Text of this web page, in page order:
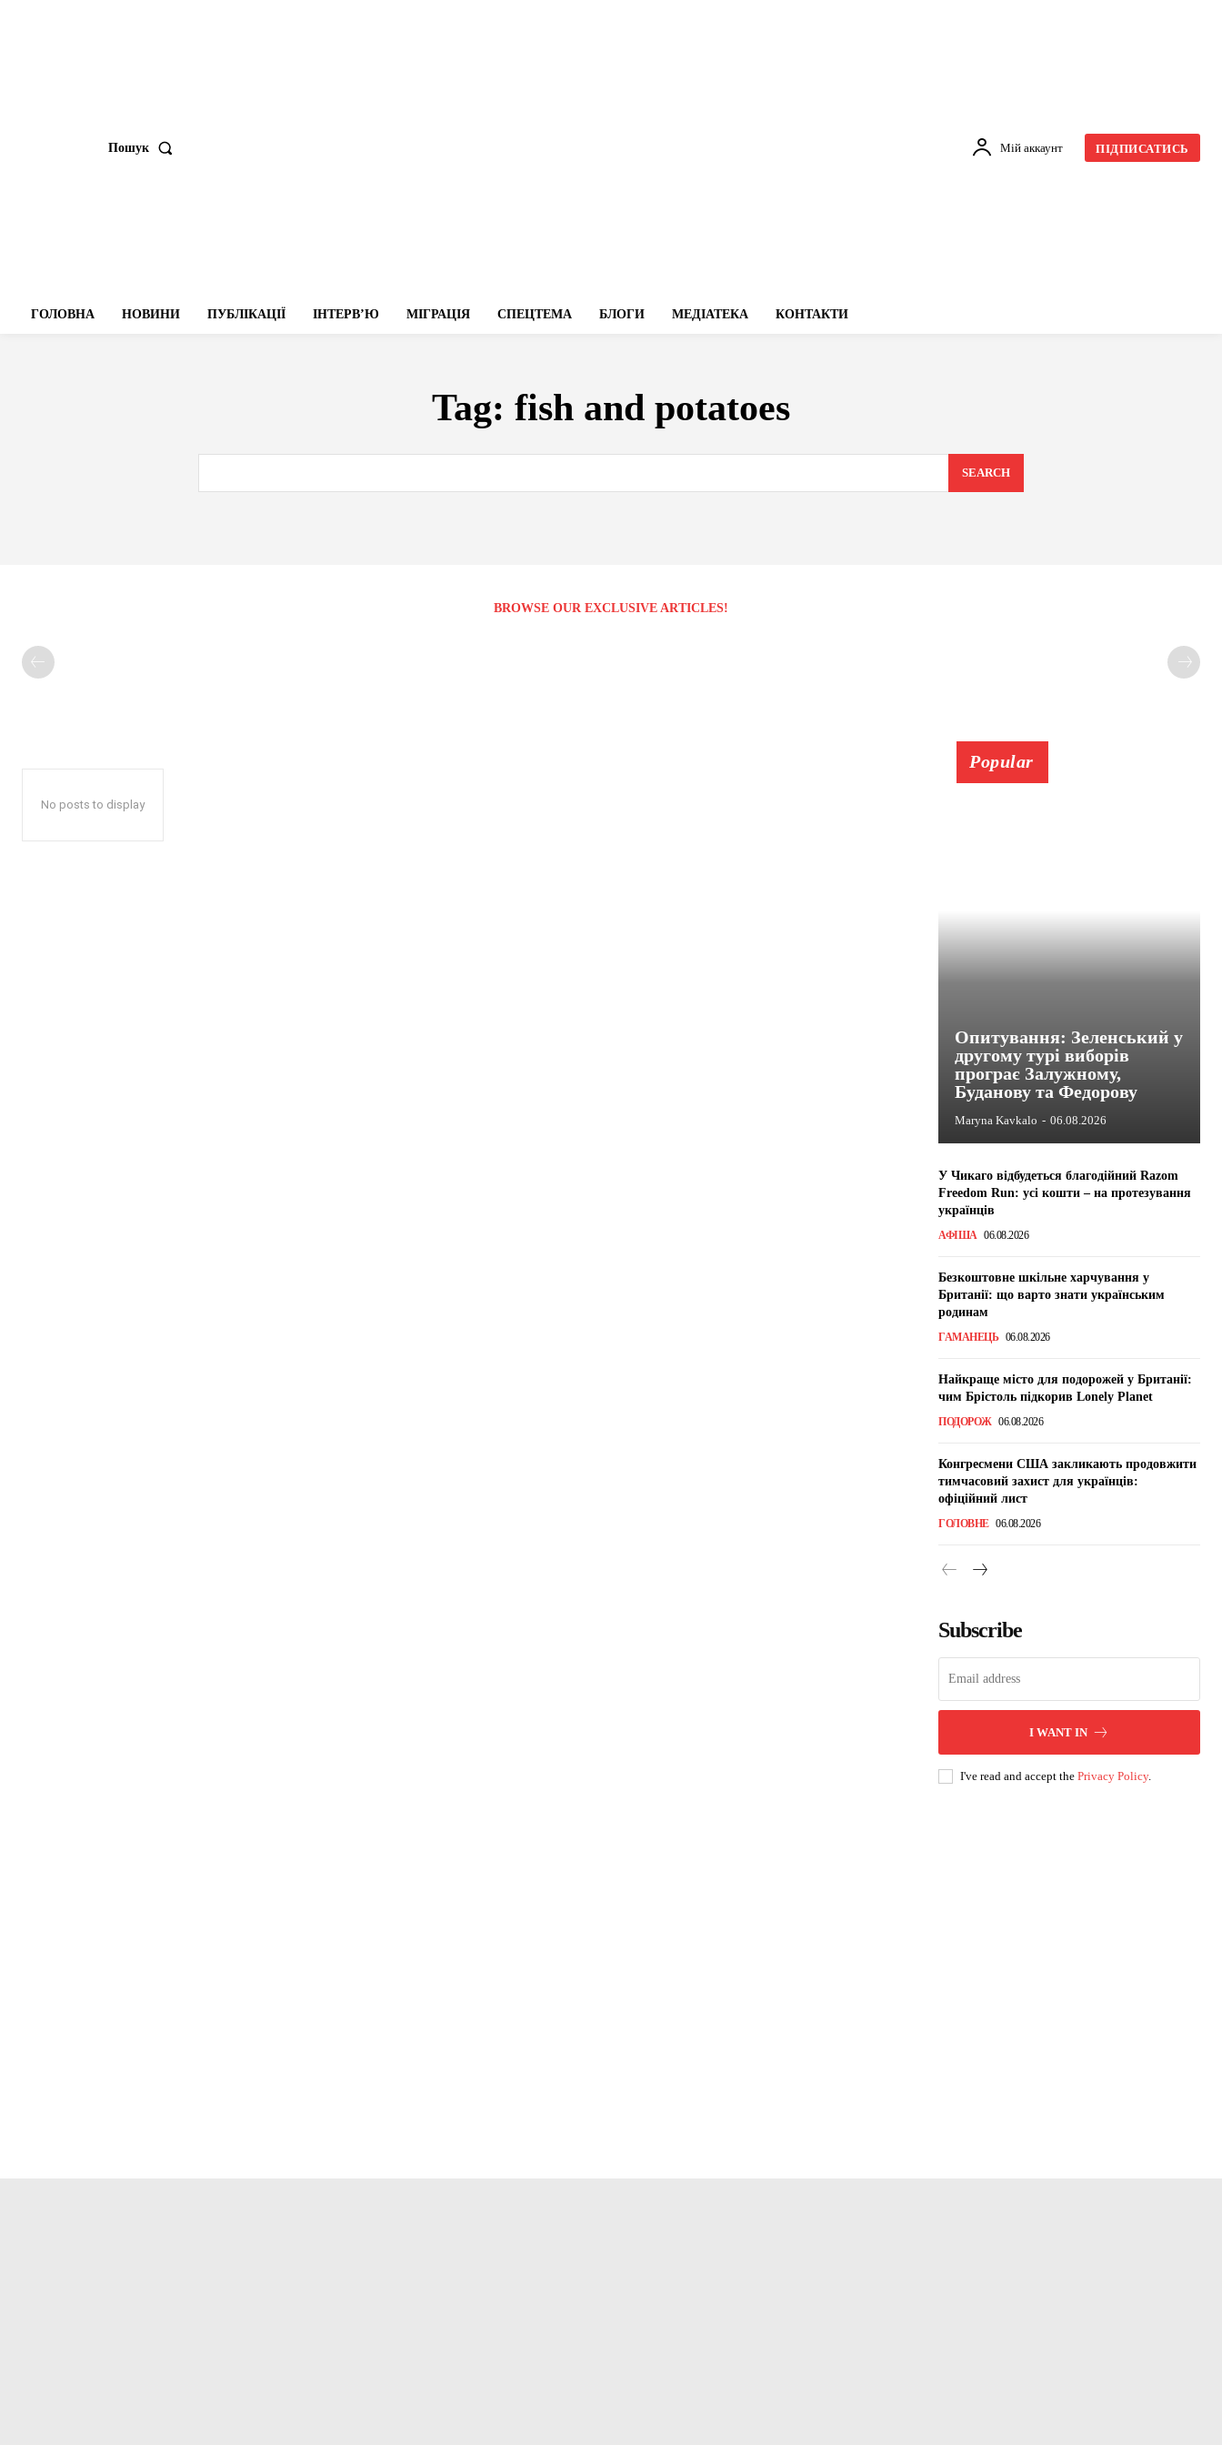
Пошук Мій аккаунт ПІДПИСАТИСЬ
ГОЛОВНА НОВИНИ ПУБЛІКАЦІЇ ІНТЕРВʼЮ МІГРАЦІЯ СПЕЦТЕМА БЛОГИ МЕДІАТЕКА КОНТАКТИ
Tag: fish and potatoes
SEARCH
BROWSE OUR EXCLUSIVE ARTICLES!
No posts to display
Popular
Опитування: Зеленський у
другому турі виборів
програє Залужному,
Буданову та Федорову
Maryna Kavkalo - 06.08.2026
У Чикаго відбудеться благодійний Razom
Freedom Run: усі кошти – на протезування
українців
АФІША 06.08.2026
Безкоштовне шкільне харчування у
Британії: що варто знати українським
родинам
ГАМАНЕЦЬ 06.08.2026
Найкраще місто для подорожей у Британії:
чим Брістоль підкорив Lonely Planet
ПОДОРОЖ 06.08.2026
Конгресмени США закликають продовжити
тимчасовий захист для українців:
офіційний лист
ГОЛОВНЕ 06.08.2026
Subscribe
I WANT IN
I've read and accept the Privacy Policy.